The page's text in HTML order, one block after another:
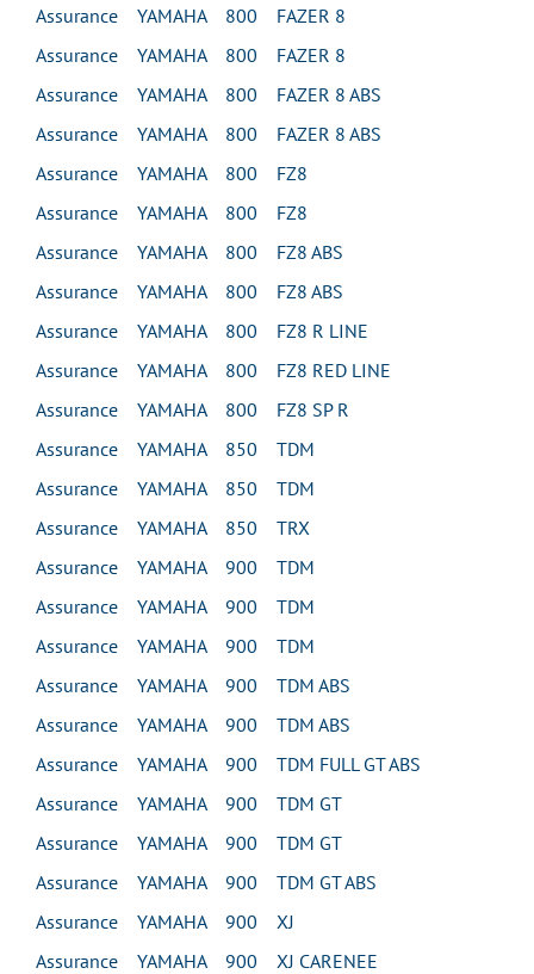
Assurance YAMAHA 800 FAZER 8
Assurance YAMAHA 800 FAZER 8
Assurance YAMAHA 800 FAZER 8 ABS
Assurance YAMAHA 800 FAZER 8 ABS
Assurance YAMAHA 800 FZ8
Assurance YAMAHA 800 FZ8
Assurance YAMAHA 800 FZ8 ABS
Assurance YAMAHA 800 FZ8 ABS
Assurance YAMAHA 800 FZ8 R LINE
Assurance YAMAHA 800 FZ8 RED LINE
Assurance YAMAHA 800 FZ8 SP R
Assurance YAMAHA 850 TDM
Assurance YAMAHA 850 TDM
Assurance YAMAHA 850 TRX
Assurance YAMAHA 900 TDM
Assurance YAMAHA 900 TDM
Assurance YAMAHA 900 TDM
Assurance YAMAHA 900 TDM ABS
Assurance YAMAHA 900 TDM ABS
Assurance YAMAHA 900 TDM FULL GT ABS
Assurance YAMAHA 900 TDM GT
Assurance YAMAHA 900 TDM GT
Assurance YAMAHA 900 TDM GT ABS
Assurance YAMAHA 900 XJ
Assurance YAMAHA 900 XJ CARENEE